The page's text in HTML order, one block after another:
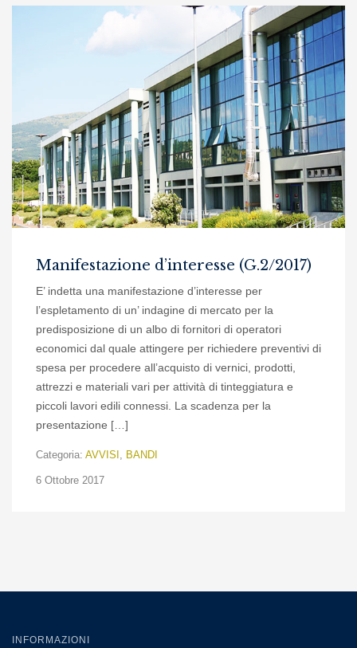
Manifestazione d’interesse (G.2/2017)
E’ indetta una manifestazione d’interesse per
l’espletamento di un’ indagine di mercato per la
predisposizione di un albo di fornitori di operatori
economici dal quale attingere per richiedere preventivi di
spesa per procedere all’acquisto di vernici, prodotti,
attrezzi e materiali vari per attività di tinteggiatura e
piccoli lavori edili connessi. La scadenza per la
presentazione […]
Categoria: AVVISI , BANDI
6 Ottobre 2017
INFORMAZIONI